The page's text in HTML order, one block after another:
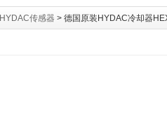
HYDAC传感器 > 德国原装HYDAC冷却器